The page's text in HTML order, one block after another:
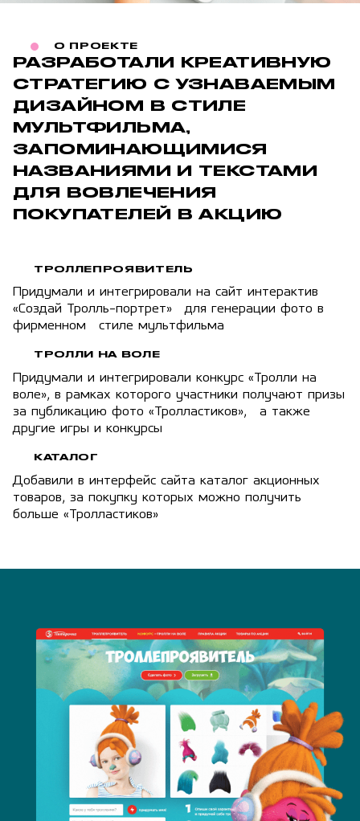
О ПРОЕКТЕ
РАЗРАБОТАЛИ КРЕАТИВНУЮ
СТРАТЕГИЮ С УЗНАВАЕМЫМ
ДИЗАЙНОМ В СТИЛЕ
МУЛЬТФИЛЬМА,
ЗАПОМИНАЮЩИМИСЯ
НАЗВАНИЯМИ И ТЕКСТАМИ
ДЛЯ ВОВЛЕЧЕНИЯ
ПОКУПАТЕЛЕЙ В АКЦИЮ
ТРОЛЛЕПРОЯВИТЕЛЬ
Придумали и интегрировали на сайт интерактив
«Создай Тролль-портрет» для генерации фото в
фирменном стиле мультфильма
ТРОЛЛИ НА ВОЛЕ
Придумали и интегрировали конкурс «Тролли на
воле», в рамках которого участники получают призы
за публикацию фото «Тролластиков», а также
другие игры и конкурсы
КАТАЛОГ
Добавили в интерфейс сайта каталог акционных
товаров, за покупку которых можно получить
больше «Тролластиков»